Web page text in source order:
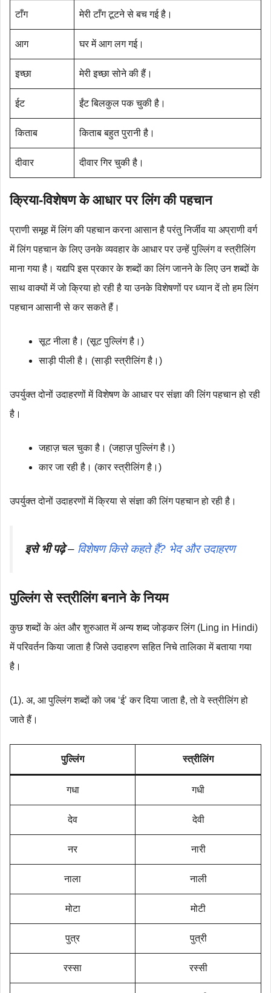
टाँग मेरी टाँग टूटने से बच गई है।
आग घर में आग लग गई।
इच्छा मेरी इच्छा सोने की हैं।
ईट ईंट बिलकुल पक चुकी है।
किताब किताब बहुत पुरानी है।
दीवार दीवार गिर चुकी है।
क्रिया-विशेषण के आधार पर लिंग की पहचान
प्राणी समूह में लिंग की पहचान करना आसान है परंतु निर्जीव या अप्राणी वर्ग
में लिंग पहचान के लिए उनके व्यवहार के आधार पर उन्हें पुल्लिंग व स्त्रीलिंग
माना गया है। यद्यपि इस प्रकार के शब्दों का लिंग जानने के लिए उन शब्दों के
साथ वाक्यों में जो क्रिया हो रही है या उनके विशेषणों पर ध्यान दें तो हम लिंग
पहचान आसानी से कर सकते हैं।
सूट नीला है। (सूट पुल्लिंग है।)
साड़ी पीली है। (साड़ी स्त्रीलिंग है।)
उपर्युक्त दोनों उदाहरणों में विशेषण के आधार पर संज्ञा की लिंग पहचान हो रही
है।
जहाज़ चल चुका है। (जहाज़ पुल्लिंग है।)
कार जा रही है। (कार स्त्रीलिंग है।)
उपर्युक्त दोनों उदाहरणों में क्रिया से संज्ञा की लिंग पहचान हो रही है।
इसे भी पढ़े– विशेषण किसे कहते हैं? भेद और उदाहरण
पुल्लिंग से स्त्रीलिंग बनाने के नियम
कुछ शब्दों के अंत और शुरुआत में अन्य शब्द जोड़कर लिंग (Ling in Hindi)
में परिवर्तन किया जाता है जिसे उदाहरण सहित निचे तालिका में बताया गया
है।
(1). अ, आ पुल्लिंग शब्दों को जब ‘ई’ कर दिया जाता है, तो वे स्त्रीलिंग हो
जाते हैं।
पुल्लिंग स्त्रीलिंग
गधा गधी
देव देवी
नर नारी
नाला नाली
मोटा मोटी
पुत्र पुत्री
रस्सा रस्सी